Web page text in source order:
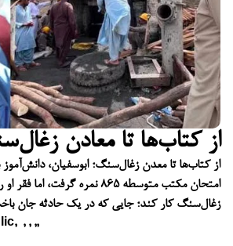
از کتاب‌ها تا معادن
از کتاب‌ها تا معدن زغال‌سنگ؛ ابوسفیان، دانش‌آموز
امتحان مکتب متوسطه ۸۶۵ نمره
زغال‌سنگ کار کند؛ جایی که در یک حادثه جان
, ,,,,